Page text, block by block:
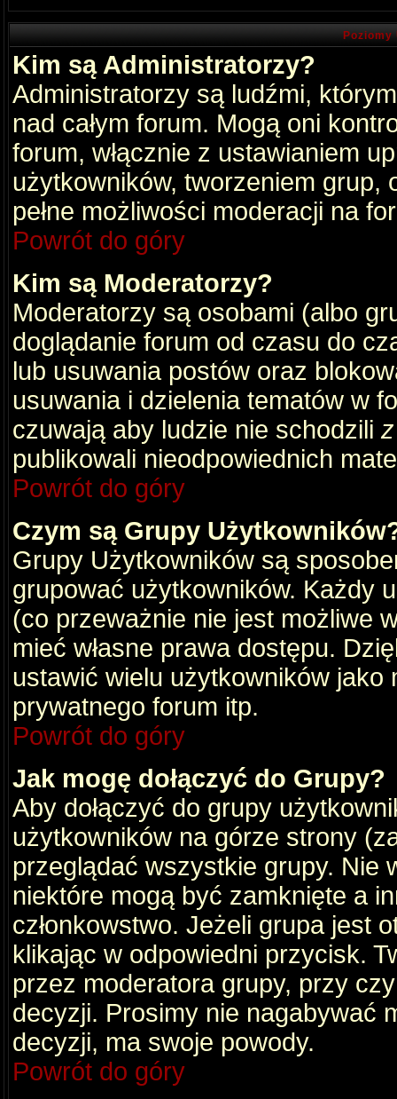
Kim są Administratorzy?
Administratorzy są ludźmi,
nad całym forum. Mogą oni
forum, włącznie z ustawianiem
użytkowników, tworzeniem grup,
pełne możliwości moderacji na
Powrót do góry
Kim są Moderatorzy?
Moderatorzy są osobami (albo
doglądanie forum od czasu do
lub usuwania postów oraz
usuwania i dzielenia tematów w
czuwają aby ludzie nie schodzili
publikowali nieodpowiednich
Powrót do góry
Czym są Grupy
Grupy Użytkowników są
grupować użytkowników. Każdy
(co przeważnie nie jest możliwe
mieć własne prawa dostępu.
ustawić wielu użytkowników
prywatnego forum itp.
Powrót do góry
Jak mogę dołączyć do Grupy?
Aby dołączyć do grupy
użytkowników na górze strony
przeglądać wszystkie grupy. Nie
niektóre mogą być zamknięte a
członkowstwo. Jeżeli grupa jest
klikając w odpowiedni przycisk.
przez moderatora grupy, przy
decyzji. Prosimy nie nagabywać
decyzji, ma swoje powody.
Powrót do góry